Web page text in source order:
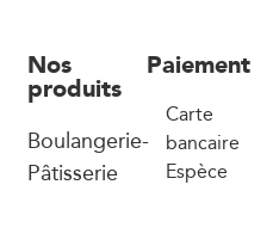
Nos
produits
Boulangerie-
Pâtisserie
Paiement
Carte
bancaire
Espèce